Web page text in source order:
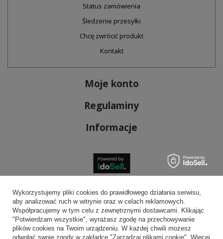
Status zamówienia
Śledzenie przesyłki
Chcę zwrócić produkt
Kontakt
Moje konto
Regulaminy
Informacje
Bezpieczne płatności
Wygodna dostawa
Wykorzystujemy pliki cookies do prawidłowego działania serwisu,
aby analizować ruch w witrynie oraz w celach reklamowych.
Współpracujemy w tym celu z zewnętrznymi dostawcami. Klikając
"Potwierdzam wszystkie", wyrażasz zgodę na przechowywanie
plików cookies na Twoim urządzeniu. W każdej chwili możesz
odwołać swoje zgody w zakładce "Zarządzaj plikami cookie". Więcej